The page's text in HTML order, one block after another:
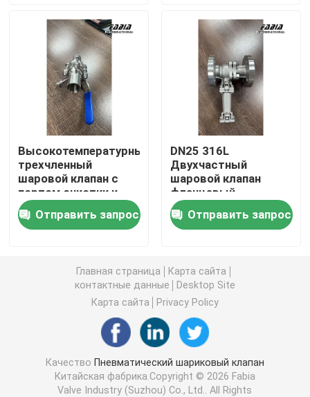
Пневматический шариковый клапан
Пневматическая клапан-бабочка
Высокий шариковый клапан давления
Вентиль морской бабочки
Клапан-бабочка вентиляции
ФБ шаровой клапан
Высокотемпературный шаровой клапан
Промышленная клапан-бабочка
Высокотемпературный
трехчленный
шаровой клапан с
портом очистки и
ручкой для очистки
реакционных
сосудов
Отправить запрос
DN25 316L
Двухчастный
шаровой клапан
фланцевый
соединение высокая
температура
высокая платформа
Отправить запрос
Главная страница
Карта сайта
контактные данные
Desktop Site
Карта сайта
Privacy Policy
Качество Пневматический шариковый клапан
Китайская фабрика.Copyright © 2026 Fabia
Valve Industry (Suzhou) Co., Ltd.. All Rights